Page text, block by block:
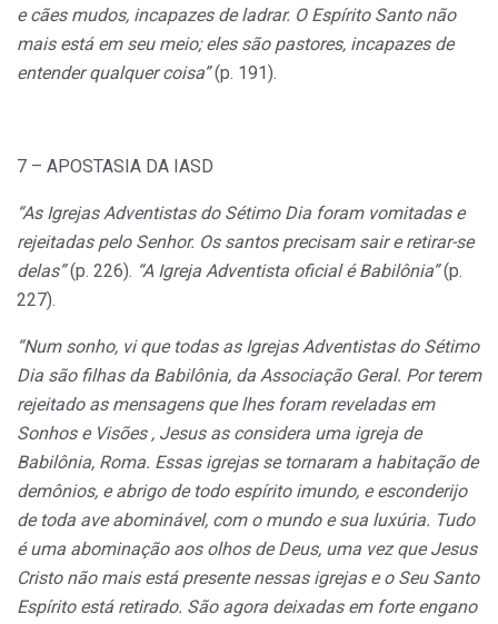
e cães mudos, incapazes de ladrar. O Espírito Santo não
mais está em seu meio; eles são pastores, incapazes de
entender qualquer coisa”(p. 191).
7 – APOSTASIA DA IASD
“As Igrejas Adventistas do Sétimo Dia foram vomitadas e
rejeitadas pelo Senhor. Os santos precisam sair e retirar-se
delas”(p. 226). “A Igreja Adventista oficial é Babilônia”(p.
227).
“Num sonho, vi que todas as Igrejas Adventistas do Sétimo
Dia são filhas da Babilônia, da Associação Geral. Por terem
rejeitado as mensagens que lhes foram reveladas em
Sonhos e Visões , Jesus as considera uma igreja de
Babilônia, Roma. Essas igrejas se tornaram a habitação de
demônios, e abrigo de todo espírito imundo, e esconderijo
de toda ave abominável, com o mundo e sua luxúria. Tudo
é uma abominação aos olhos de Deus, uma vez que Jesus
Cristo não mais está presente nessas igrejas e o Seu Santo
Espírito está retirado. São agora deixadas em forte engano